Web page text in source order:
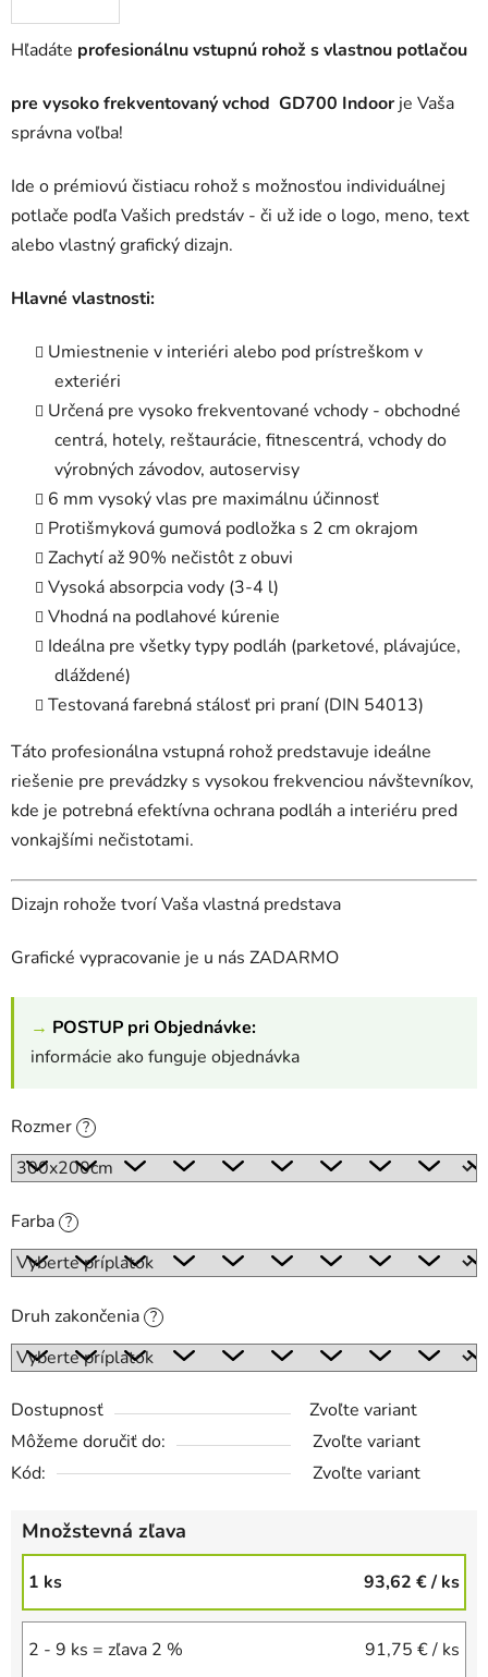
Hľadáte profesionálnu vstupnú rohožs vlastnou potlačou
pre vysoko frekventovaný vchod GD700 Indoor je Vaša
správna voľba!
Ide o prémiovú čistiacu rohož s možnosťou individuálnej
potlače podľa Vašich predstáv - či už ide o logo, meno, text
alebo vlastný grafický dizajn.
Hlavné vlastnosti:
Umiestnenie v interiéri alebo pod prístreškom v
exteriéri
Určená pre vysoko frekventované vchody - obchodné
centrá, hotely, reštaurácie, fitnescentrá, vchody do
výrobných závodov, autoservisy
6 mm vysoký vlas pre maximálnu účinnosť
Protišmyková gumová podložka s 2 cm okrajom
Zachytí až 90% nečistôt z obuvi
Vysoká absorpcia vody (3-4 l)
Vhodná na podlahové kúrenie
Ideálna pre všetky typy podláh (parketové, plávajúce,
dláždené)
Testovaná farebná stálosť pri praní (DIN 54013)
Táto profesionálna vstupná rohož predstavuje ideálne
riešenie pre prevádzky s vysokou frekvenciou návštevníkov,
kde je potrebná efektívna ochrana podláh a interiéru pred
vonkajšími nečistotami.
Dizajn rohože tvorí Vaša vlastná predstava
Grafické vypracovanie je u nás ZADARMO
→ POSTUP pri Objednávke:
informácie ako funguje objednávka
Rozmer ?
Farba ?
Druh zakončenia ?
Dostupnosť
Zvoľte variant
Môžeme doručiť do:
Zvoľte variant
Kód:
Zvoľte variant
Množstevná zľava
1 ks 93,62 €/ ks
2 - 9 ks = zľava 2 % 91,75 €/ ks